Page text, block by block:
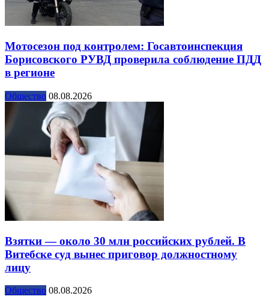
Мотосезон под контролем: Госавтоинспекция
Борисовского РУВД проверила соблюдение ПДД
в регионе
Общество 08.08.2026
Взятки — около 30 млн российских рублей. В
Витебске суд вынес приговор должностному
лицу
Общество 08.08.2026